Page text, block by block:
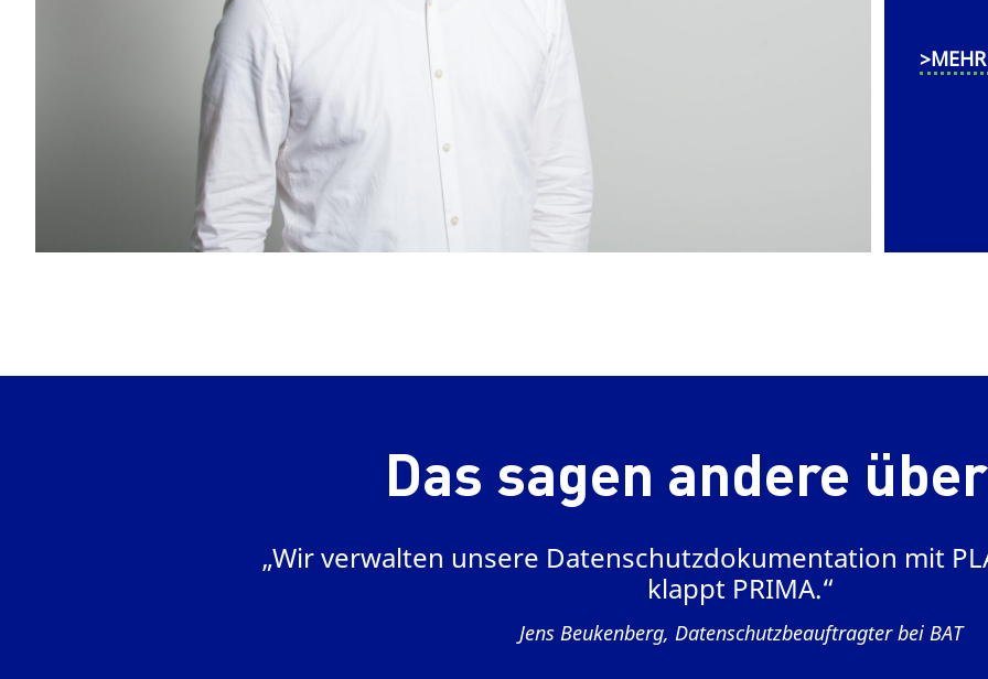
Das sagen andere
„Wir verwalten unsere Datenschutzdokumentation mit
klappt PRIMA.“
Jens Beukenberg, Datenschutzbeauftragter bei BAT